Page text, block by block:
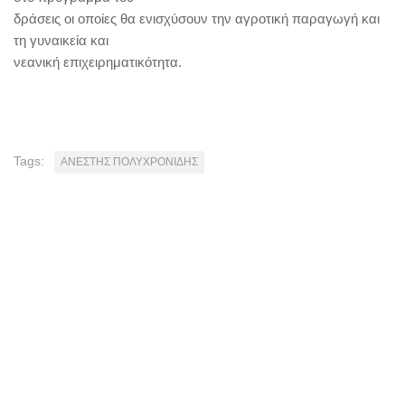
δράσεις οι οποίες θα ενισχύσουν την αγροτική παραγωγή και
τη γυναικεία και
νεανική επιχειρηματικότητα.
Tags: ΑΝΕΣΤΗΣ ΠΟΛΥΧΡΟΝΙΔΗΣ